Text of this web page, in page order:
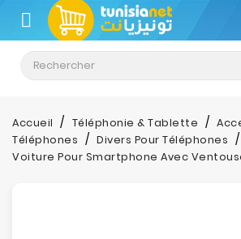
CATÉGORIE
Climatisation
Informatique
Téléphonie
Accueil Téléphonie & Tablette
Téléphones
Divers Pour Téléphones
Voiture Pour Smartphone Avec